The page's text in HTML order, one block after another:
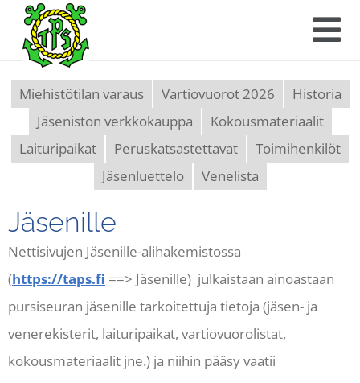
Miehistötilan varaus Vartiovuorot 2026
Historia
Jäseniston verkkokauppa
Kokousmateriaalit
Laituripaikat
Peruskatsastettavat
Toimihenkilöt
Jäsenluettelo
Venelista
Jäsenille
Nettisivujen Jäsenille-alihakemistossa
(https://taps.fi ==> Jäsenille) julkaistaan ainoastaan
pursiseuran jäsenille tarkoitettuja tietoja (jäsen- ja
venerekisterit, laituripaikat, vartiovuorolistat,
kokousmateriaalit jne.) ja niihin pääsy vaatii